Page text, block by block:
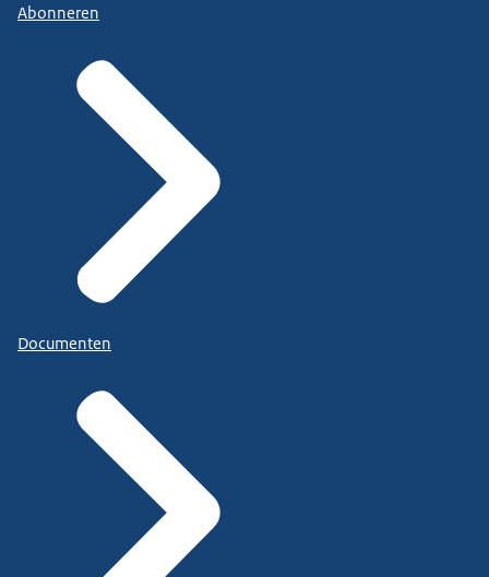
Abonneren
Documenten